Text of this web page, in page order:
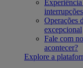
interrupções
Operações
excepcional
Fale com
acontecer?
Explore a